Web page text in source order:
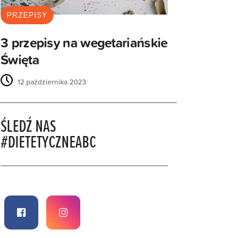
PRZEPISY
3 przepisy na wegetariańskie
Święta
12 października 2023
ŚLEDŹ NAS
#DIETETYCZNEABC